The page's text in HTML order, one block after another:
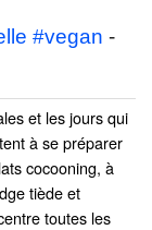
#vegan -
et les jours qui
à se préparer
cocooning, à
tiède et
toutes les